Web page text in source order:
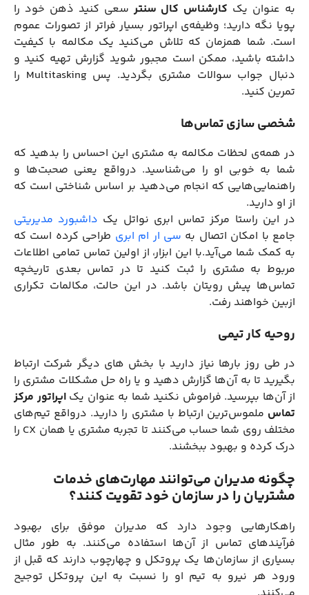
به عنوان یک کارشناس کال سنترسعی کنید ذهن خود را
پویا نگه دارید؛ وظیفه‌ی اپراتور بسیار فراتر از تصورات عموم
است. شما همزمان که تلاش می‌کنید یک مکالمه با کیفیت
داشته باشید، ممکن است مجبور شوید گزارش تهیه کنید و
دنبال جواب سوالات مشتری بگردید. پس Multitasking را
تمرین کنید.
شخصی سازی تماس‌ها
در همه‌ی لحظات مکالمه به مشتری این احساس را بدهید که
شما به خوبی او را می‌شناسید. درواقع یعنی صحبت‌ها و
راهنمایی‌هایی که انجام می‌دهید بر اساس شناختی است که
از او دارید.
در این راستا مرکز تماس ابری نواتل یک داشبورد مدیریتی
جامع با امکان اتصال به سی ار ام ابری طراحی کرده است که
به کمک شما می‌آید.با این ابزار، از اولین تماس تمامی اطلاعات
مربوط به مشتری را ثبت کنید تا در تماس بعدی تاریخچه‌
تماس‌ها پیش رویتان باشد. در این حالت، مکالمات تکراری
ازبین خواهند رفت.
روحیه کار تیمی
در طی روز بارها نیاز دارید با بخش ‌های دیگر شرکت ارتباط
بگیرید تا به آن‌ها گزارش دهید و یا راه حل مشکلات مشتری را
از‌ آن‌ها بپرسید. فراموش نکنید شما به عنوان یکاپراتور مرکز
تماس ملموس‌ترین ارتباط با مشتری را دارید. درواقع تیم‌های
مختلف روی شما حساب می‌کنند تا تجربه مشتری یا همان CX را
درک کرده و بهبود ببخشند.
چگونه مدیران می‌توانند مهارت‌های خدمات
مشتریان را در سازمان خود تقویت کنند؟
راهکارهایی وجود دارد که مدیران موفق برای بهبود
فرآیندهای تماس از آن‌ها استفاده می‌کنند. به طور مثال
بسیاری از سازمان‌ها یک پروتکل و چهارچوب دارند که قبل از
ورود هر نیرو به تیم او را نسبت به این پروتکل توجیح